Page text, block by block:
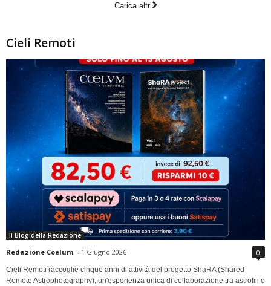
Carica altri
Cieli Remoti
Il Blog della Redazione
Redazione Coelum - 1 Giugno 2026 0
Cieli Remoti raccoglie cinque anni di attività del progetto ShaRA (Shared
Remote Astrophotography), un'esperienza unica di collaborazione tra astrofili e